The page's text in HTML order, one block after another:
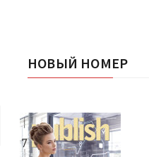
НОВЫЙ НОМЕР